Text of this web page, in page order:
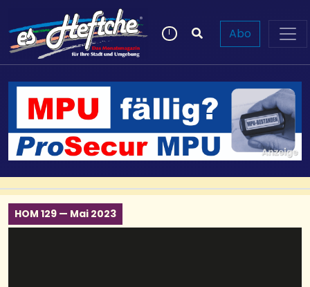
Abo
HOM 129 — Mai 2023